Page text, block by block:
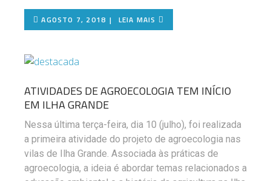
AGOSTO 7, 2018 LEIA MAIS
ATIVIDADES DE AGROECOLOGIA TEM INÍCIO
EM ILHA GRANDE
Nessa última terça-feira, dia 10 (julho), foi realizada
a primeira atividade do projeto de agroecologia nas
vilas de Ilha Grande. Associada às práticas de
agroecologia, a ideia é abordar temas relacionados a